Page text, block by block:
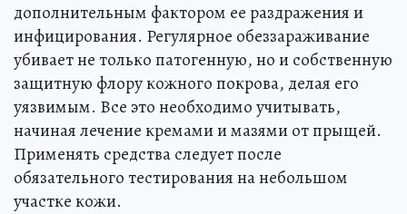
дополнительным фактором ее раздражения и
инфицирования. Регулярное обеззараживание
убивает не только патогенную, но и собственную
защитную флору кожного покрова, делая его
уязвимым. Все это необходимо учитывать,
начиная лечение кремами и мазями от прыщей.
Применять средства следует после
обязательного тестирования на небольшом
участке кожи.